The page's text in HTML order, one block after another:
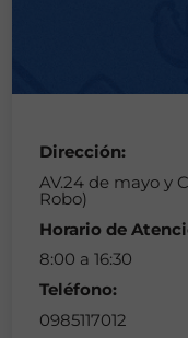
Dirección:
AV.24 de mayo y
Robo)
Horario de
8:00 a 16:30
Teléfono:
0985117012